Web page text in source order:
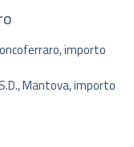
importo
Mantova, importo